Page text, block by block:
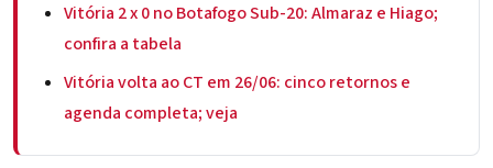
Vitória 2 x 0 no Botafogo Sub-20: Almaraz e Hiago;
confira a tabela
Vitória volta ao CT em 26/06: cinco retornos e
agenda completa; veja